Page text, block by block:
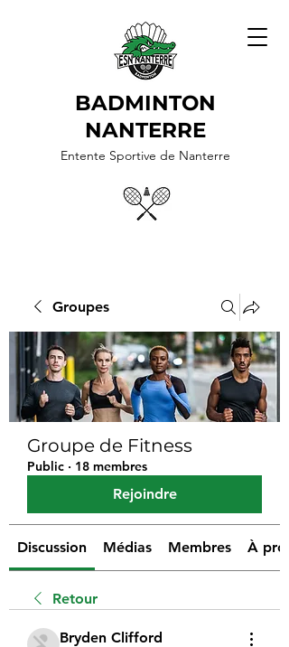
BADMINTON
NANTERRE
Entente Sportive de Nanterre
Groupes
Groupe de Fitness
Public · 18 membres
Rejoindre
Discussion Médias Membres À
Retour
Bryden Clifford